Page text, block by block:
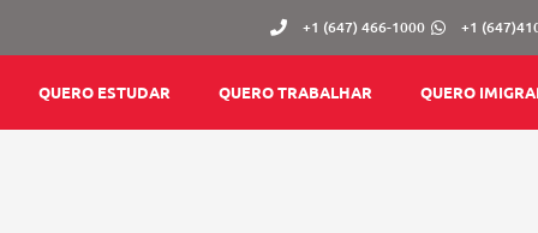
+1 (647) 466-1000 +1
QUERO ESTUDAR QUERO TRABALHAR QUERO